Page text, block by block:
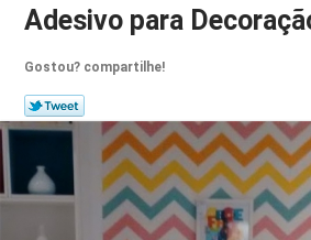
Adesivo para
Gostou? compartilhe!